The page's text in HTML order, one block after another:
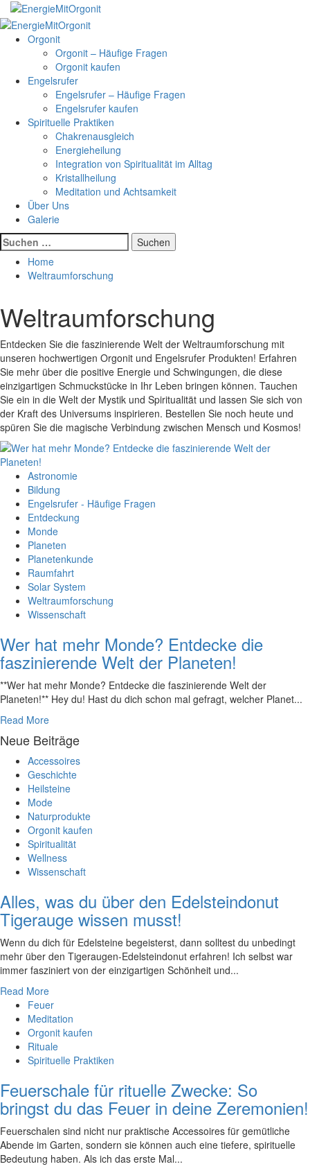
Skip
to
content
Primary
Menu Orgonit
Orgonit – Häufige Fragen
Orgonit kaufen
Engelsrufer
Engelsrufer – Häufige Fragen
Engelsrufer kaufen
Spirituelle Praktiken
Chakrenausgleich
Energieheilung
Integration von Spiritualität im Alltag
Kristallheilung
Meditation und Achtsamkeit
Über Uns
Galerie
Suchen
nach:
Home
Weltraumforschung
Weltraumforschung
Entdecken Sie die faszinierende Welt der Weltraumforschung mit
unseren hochwertigen Orgonit und Engelsrufer Produkten! Erfahren
Sie mehr über die positive Energie und Schwingungen, die diese
einzigartigen Schmuckstücke in Ihr Leben bringen können. Tauchen
Sie ein in die Welt der Mystik und Spiritualität und lassen Sie sich von
der Kraft des Universums inspirieren. Bestellen Sie noch heute und
spüren Sie die magische Verbindung zwischen Mensch und Kosmos!
Astronomie
Bildung
Engelsrufer - Häufige Fragen
Entdeckung
Monde
Planeten
Planetenkunde
Raumfahrt
Solar System
Weltraumforschung
Wissenschaft
Wer hat mehr Monde? Entdecke die
faszinierende Welt der Planeten!
**Wer hat ⁢mehr Monde? Entdecke die faszinierende Welt‍ der
Planeten!** Hey​ du! Hast ⁤du dich schon⁢ mal⁣ gefragt, welcher Planet⁣...
Read More
Neue Beiträge
Accessoires
Geschichte
Heilsteine
Mode
Naturprodukte
Orgonit kaufen
Spiritualität
Wellness
Wissenschaft
Alles, was du über den Edelsteindonut
Tigerauge wissen musst!
Wenn‌ du dich für Edelsteine begeisterst, dann solltest du unbedingt
mehr⁢ über den Tigeraugen-Edelsteindonut erfahren! Ich selbst war
immer fasziniert ‍von der einzigartigen Schönheit und...
Read More
Feuer
Meditation
Orgonit kaufen
Rituale
Spirituelle Praktiken
Feuerschale für rituelle Zwecke: So
bringst du das Feuer in deine Zeremonien!
Feuerschalen sind nicht nur praktische Accessoires für gemütliche
Abende im Garten, sondern sie können auch eine tiefere, spirituelle
Bedeutung haben. Als ich das erste Mal...